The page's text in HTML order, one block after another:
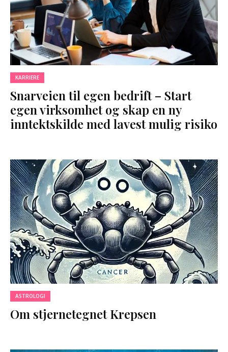
KARRIERE
Snarveien til egen bedrift – Start
egen virksomhet og skap en ny
inntektskilde med lavest mulig risiko
ASTROLOGI
Om stjernetegnet Krepsen